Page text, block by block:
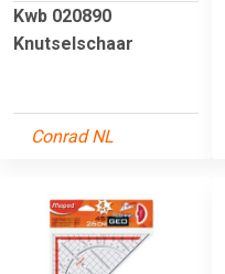
Kwb 020890
Knutselschaar
Conrad NL